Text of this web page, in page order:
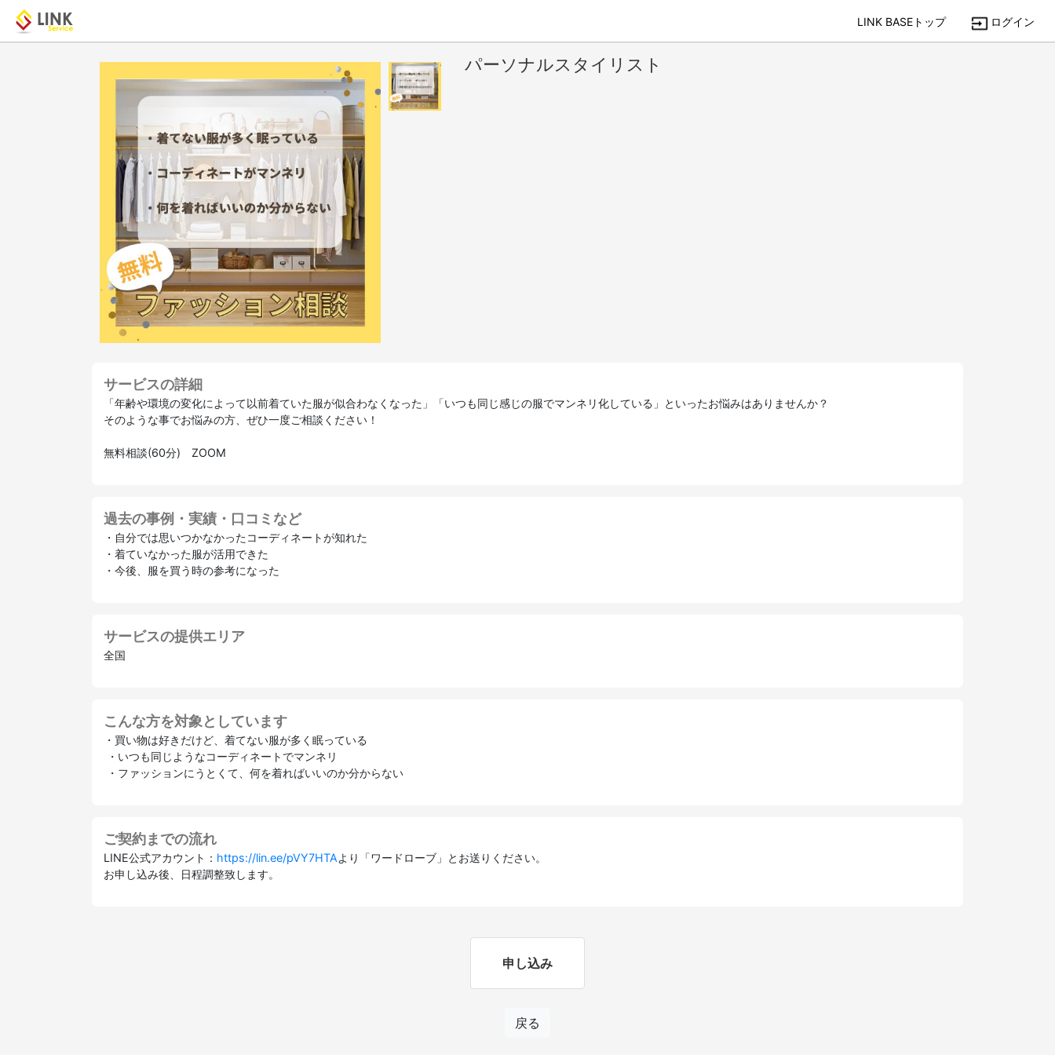
LINK BASEトップ ログイン
パーソナルスタイリスト
サービスの詳細
「年齢や環境の変化によって以前着ていた服が似合わなくなった」「いつも同じ感じの服でマンネリ化している」といったお悩みはありませんか？
そのような事でお悩みの方、ぜひ一度ご相談ください！
無料相談(60分) ZOOM
過去の事例・実績・口コミなど
・自分では思いつかなかったコーディネートが知れた
・着ていなかった服が活用できた
・今後、服を買う時の参考になった
サービスの提供エリア
全国
こんな方を対象としています
・買い物は好きだけど、着てない服が多く眠っている
・いつも同じようなコーディネートでマンネリ
・ファッションにうとくて、何を着ればいいのか分からない
ご契約までの流れ
LINE公式アカウント： https://lin.ee/pVY7HTAより「ワードローブ」とお送りください。
お申し込み後、日程調整致します。
申し込み
戻る